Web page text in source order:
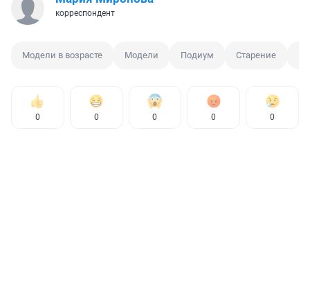
корреспондент
Модели в возрасте Модели Подиум Старение
0 0 0 0 0